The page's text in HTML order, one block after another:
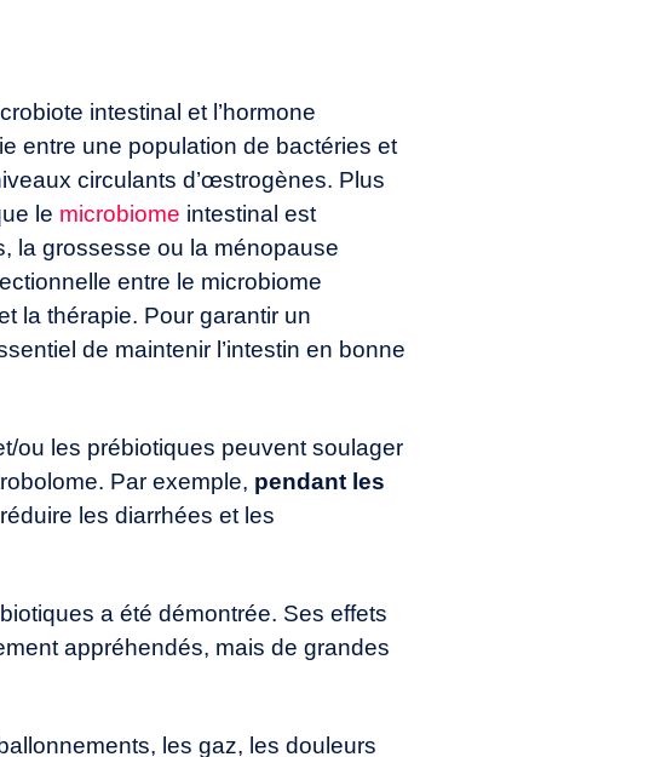
intestinal et l’hormone
entre une population de bactéries et
circulants d’œstrogènes. Plus
le microbiome intestinal est
la grossesse ou la ménopause
entre le microbiome
la thérapie. Pour garantir un
de maintenir l’intestin en bonne
ou les prébiotiques peuvent soulager
Par exemple, pendant les
les diarrhées et les
a été démontrée. Ses effets
appréhendés, mais de grandes
les gaz, les douleurs